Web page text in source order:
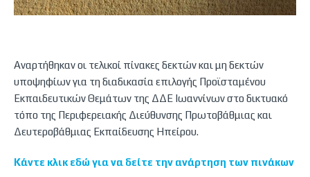
Αναρτήθηκαν οι τελικοί πίνακες δεκτών και μη δεκτών
υποψηφίων για τη διαδικασία επιλογής Προϊσταμένου
Εκπαιδευτικών Θεμάτων της ΔΔΕ Ιωαννίνων στο δικτυακό
τόπο της Περιφερειακής Διεύθυνσης Πρωτοβάθμιας και
Δευτεροβάθμιας Εκπαίδευσης Ηπείρου.
Κάντε κλικ εδώ για να δείτε την ανάρτηση των πινάκων